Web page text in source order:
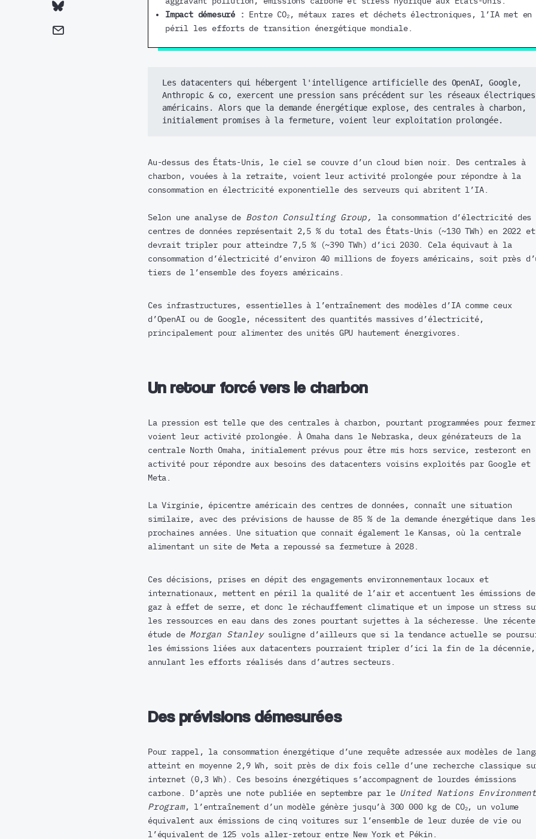
Impact démesuré :
Entre CO₂, métaux rares et déchets électroniques, l’IA met en
péril les efforts de transition énergétique mondiale.
Les datacenters qui hébergent l'intelligence artificielle des OpenAI, Google,
Anthropic & co, exercent une pression sans précédent sur les réseaux électriques
américains. Alors que la demande énergétique explose, des centrales à charbon,
initialement promises à la fermeture, voient leur exploitation prolongée.
Au-dessus des États-Unis, le ciel se couvre d’un cloud bien noir. Des centrales à
charbon, vouées à la retraite, voient leur activité prolongée pour répondre à la
consommation en électricité exponentielle des serveurs qui abritent l’IA.
Selon une analyse de Boston Consulting Group, la consommation d’électricité des
centres de données représentait 2,5 % du total des États-Unis (~130 TWh) en 2022 et
devrait tripler pour atteindre 7,5 % (~390 TWh) d’ici 2030. Cela équivaut à la
consommation d’électricité d’environ 40 millions de foyers américains, soit près
tiers de l’ensemble des foyers américains.
Ces infrastructures, essentielles à l’entraînement des modèles d’IA comme ceux
d’OpenAI ou de Google, nécessitent des quantités massives d’électricité,
principalement pour alimenter des unités GPU hautement énergivores.
Un retour forcé vers le charbon
La pression est telle que des centrales à charbon, pourtant programmées pour
voient leur activité prolongée. À Omaha dans le Nebraska, deux générateurs de la
centrale North Omaha, initialement prévus pour être mis hors service, resteront en
activité pour répondre aux besoins des datacenters voisins exploités par Google et
Meta.
La Virginie, épicentre américain des centres de données, connaît une situation
similaire, avec des prévisions de hausse de 85 % de la demande énergétique dans
prochaines années. Une situation que connait également le Kansas, où la centrale
alimentant un site de Meta a repoussé sa fermeture à 2028.
Ces décisions, prises en dépit des engagements environnementaux locaux et
internationaux, mettent en péril la qualité de l’air et accentuent les émissions de
gaz à effet de serre, et donc le réchauffement climatique et un impose un stress
les ressources en eau dans des zones pourtant sujettes à la sécheresse. Une récente
étude de Morgan Stanleysouligne d’ailleurs que si la tendance actuelle se
les émissions liées aux datacenters pourraient tripler d’ici la fin de la décennie,
annulant les efforts réalisés dans d’autres secteurs.
Des prévisions démesurées
Pour rappel, la consommation énergétique d’une requête adressée aux modèles de
atteint en moyenne 2,9 Wh, soit près de dix fois celle d’une recherche classique
internet (0,3 Wh). Ces besoins énergétiques s’accompagnent de lourdes émissions
carbone. D’après une note publiée en septembre par le United Nations
Program, l’entraînement d’un modèle génère jusqu’à 300 000 kg de CO₂, un volume
équivalent aux émissions de cinq voitures sur l’ensemble de leur durée de vie ou
l’équivalent de 125 vols aller-retour entre New York et Pékin.